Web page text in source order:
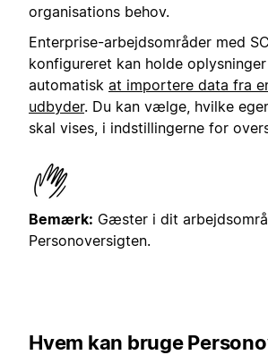
organisations behov.
Enterprise-arbejdsområder med
konfigureret kan holde
automatisk at importere data fra
udbyder. Du kan vælge, hvilke
skal vises, i indstillingerne for
Bemærk: Gæster i dit
Personoversigten.
Hvem kan bruge